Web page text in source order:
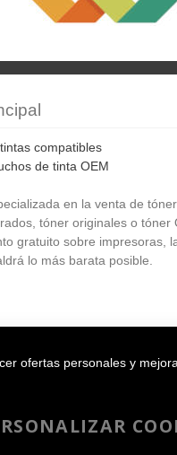
compatibles
de tinta OEM
en la venta de
tóner originales o tóner
gratuito sobre impresoras,
lo más barata posible.
ofertas personales y